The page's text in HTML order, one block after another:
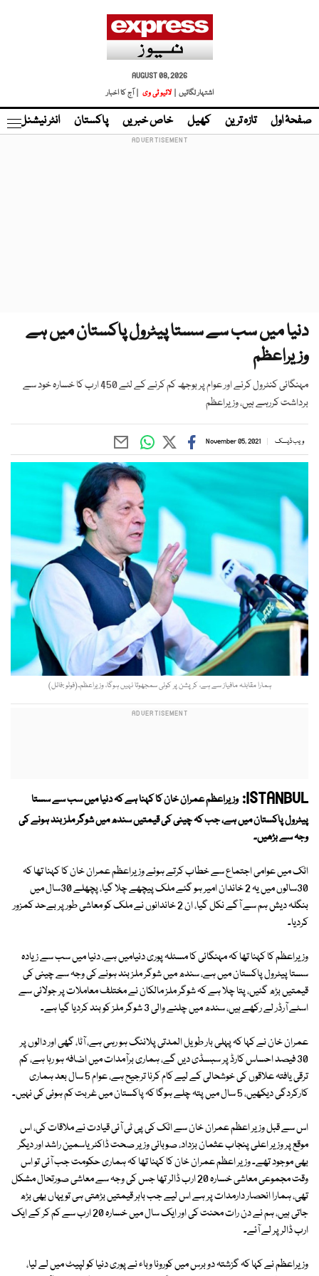
AUGUST 08, 2026
اشتہار لگائیں |
لائیو ٹی وی | آج کا اخبار
صفحۂ اول تازہ ترین کھیل خاص خبریں پاکستان انٹر نیشنل
دنیا میں سب سے سستا پیٹرول پاکستان میں ہے
وزیراعظم
مہنگائی کنٹرول کرنے اور عوام پر بوجھ کم کرنے کے لئے 450 ارب کا خسارہ خود سے
برداشت کررہے ہیں، وزیراعظم
ویب ڈیسک November 05, 2021
ہمارا مقابلہ مافیاز سے ہے، کرپشن پر کوئی سمجھوتا نہیں ہوگا، وزیراعظم۔(فوٹو :فائل)
ISTANBUL: وزیراعظم عمران خان کا کہنا ہے کہ دنیا میں سب سے سستا
پیٹرول پاکستان میں ہے، جب کہ چینی کی قیمتیں سندھ میں شوگر ملز بند ہونے کی
وجہ سے بڑھیں۔
اٹک میں عوامی اجتماع سے خطاب کرتے ہوئے وزیراعظم عمران خان کا کہنا تھا کہ
30سالوں میں یہ 2 خاندان امیر ہو گئے ملک پیچھے چلا گیا، پچھلے 30سال میں
بنگلہ دیش ہم سے آگے نکل گیا، ان 2 خاندانوں نے ملک کو معاشی طور پر بےحد کمزور
کردیا۔
وزیراعظم کا کہنا تھا کہ مہنگائی کا مسئلہ پوری دنیامیں ہے، دنیا میں سب سے زیادہ
سستا پیٹرول پاکستان میں ہے، سندھ میں شوگر ملز بند ہونے کی وجہ سے چینی کی
قیمتیں بڑھ گئیں، پتا چلا ہے کہ شوگر ملز مالکان نے مختلف معاملات پر جولائی سے
اسٹے آرڈر لے رکھے ہیں، سندھ میں چلنے والی 3 شوگر ملز کو بند کردیا گیا ہے۔
عمران خان نے کہا کہ پہلی بار طویل المدتی پلاننگ ہو رہی ہے، آٹا، گھی اور دالوں پر
30 فیصد احساس کارڈ پر سبسڈی دیں گے، ہماری برآمدات میں اضافہ ہو رہا ہے، کم
ترقی یافتہ علاقوں کی خوشحالی کے لیے کام کرنا ترجیح ہے، عوام 5 سال بعد ہماری
کارکردگی دیکھیں، 5 سال میں پتہ چلے ہوگا کہ پاکستان میں غربت کم ہوئی کی نہیں۔
اس سے قبل وزیر اعظم عمران خان سے اٹک کی پی ٹی آئی قیادت نے ملاقات کی، اس
موقع پر وزیر اعلی پنجاب عثمان بزداد، صوبائی وزیر صحت ڈاکٹر یاسمین راشد اور دیگر
بھی موجود تھے۔ وزیر اعظم عمران خان کا کہنا تھا کہ ہماری حکومت جب آئی تو اس
وقت مجموعی معاشی خسارہ 20 ارب ڈالر تھا جس کی وجہ سے معاشی صورتحال مشکل
تھی، ہمارا انحصار دارمدات پر ہے اس لیے جب باہر قیمتیں بڑھتی ہی تو یہاں بھی بڑھ
جاتی ہیں، ہم نے دن رات محنت کی اور ایک سال میں خسارہ 20 ارب سے کم کر کے ایک
ارب ڈالر پر لے آئے۔
وزیراعظم نے کہا کہ گزشتہ دو برس میں کورونا وباء نے پوری دنیا کو لپیٹ میں لے لیا،